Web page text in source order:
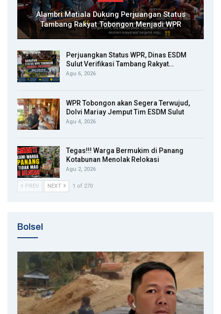
Alambri Matiala Dukung Perjuangan Status
Tambang Rakyat Tobongon Menjadi WPR
Perjuangkan Status WPR, Dinas ESDM
Sulut Verifikasi Tambang Rakyat…
Agu 6, 2026
WPR Tobongon akan Segera Terwujud,
Dolvi Mariay Jemput Tim ESDM Sulut
Agu 4, 2026
Tegas!!! Warga Bermukim di Panang
Kotabunan Menolak Relokasi
Agu 2, 2026
PREV NEXT 1 of 270
Bolsel